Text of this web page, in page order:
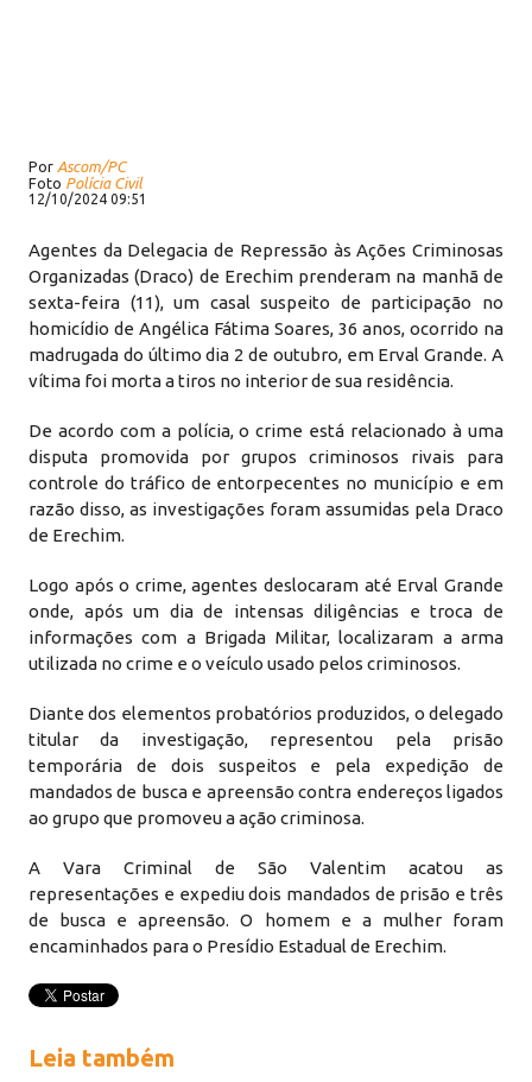
Por Ascom/PC
Foto Polícia Civil
12/10/2024 09:51
Agentes da Delegacia de Repressão às Ações Criminosas
Organizadas (Draco) de Erechim prenderam na manhã de
sexta-feira (11), um casal suspeito de participação no
homicídio de Angélica Fátima Soares, 36 anos, ocorrido na
madrugada do último dia 2 de outubro, em Erval Grande. A
vítima foi morta a tiros no interior de sua residência.
De acordo com a polícia, o crime está relacionado à uma
disputa promovida por grupos criminosos rivais para
controle do tráfico de entorpecentes no município e em
razão disso, as investigações foram assumidas pela Draco
de Erechim.
Logo após o crime, agentes deslocaram até Erval Grande
onde, após um dia de intensas diligências e troca de
informações com a Brigada Militar, localizaram a arma
utilizada no crime e o veículo usado pelos criminosos.
Diante dos elementos probatórios produzidos, o delegado
titular da investigação, representou pela prisão
temporária de dois suspeitos e pela expedição de
mandados de busca e apreensão contra endereços ligados
ao grupo que promoveu a ação criminosa.
A Vara Criminal de São Valentim acatou as
representações e expediu dois mandados de prisão e três
de busca e apreensão. O homem e a mulher foram
encaminhados para o Presídio Estadual de Erechim.
Leia também